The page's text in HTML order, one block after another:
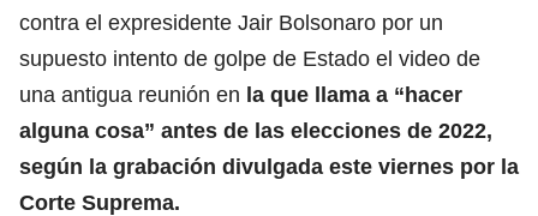
contra el expresidente Jair Bolsonaro por un
supuesto intento de golpe de Estado el video de
una antigua reunión en la que llama a “hacer
alguna cosa” antes de las elecciones de 2022,
según la grabación divulgada este viernes por la
Corte Suprema.